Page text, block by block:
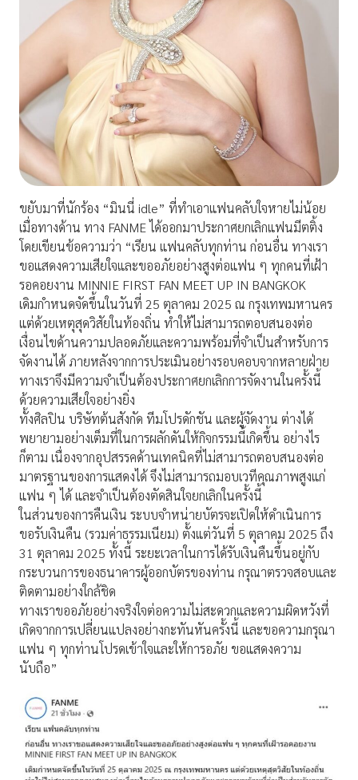
ขยับมาที่นักร้อง “มินนี่ idle” ที่ทำเอาแฟนคลับใจหายไม่น้อย
เมื่อทางด้าน ทาง FANME ได้ออกมาประกาศยกเลิกแฟนมีตติ้ง
โดยเขียนข้อความว่า “เรียน แฟนคลับทุกท่าน ก่อนอื่น ทางเรา
ขอแสดงความเสียใจและขออภัยอย่างสูงต่อแฟน ๆ ทุกคนที่เฝ้า
รอคอยงาน MINNIE FIRST FAN MEET UP IN BANGKOK
เดิมกำหนดจัดขึ้นในวันที่ 25 ตุลาคม 2025 ณ กรุงเทพมหานคร
แต่ด้วยเหตุสุดวิสัยในท้องถิ่น ทำให้ไม่สามารถตอบสนองต่อ
เงื่อนไขด้านความปลอดภัยและความพร้อมที่จำเป็นสำหรับการ
จัดงานได้ ภายหลังจากการประเมินอย่างรอบคอบจากหลายฝ่าย
ทางเราจึงมีความจำเป็นต้องประกาศยกเลิกการจัดงานในครั้งนี้
ด้วยความเสียใจอย่างยิ่ง
ทั้งศิลปิน บริษัทต้นสังกัด ทีมโปรดักชัน และผู้จัดงาน ต่างได้
พยายามอย่างเต็มที่ในการผลักดันให้กิจกรรมนี้เกิดขึ้น อย่างไร
ก็ตาม เนื่องจากอุปสรรคด้านเทคนิคที่ไม่สามารถตอบสนองต่อ
มาตรฐานของการแสดงได้ จึงไม่สามารถมอบเวทีคุณภาพสูงแก่
แฟน ๆ ได้ และจำเป็นต้องตัดสินใจยกเลิกในครั้งนี้
ในส่วนของการคืนเงิน ระบบจำหน่ายบัตรจะเปิดให้ดำเนินการ
ขอรับเงินคืน (รวมค่าธรรมเนียม) ตั้งแต่วันที่ 5 ตุลาคม 2025 ถึง
31 ตุลาคม 2025 ทั้งนี้ ระยะเวลาในการได้รับเงินคืนขึ้นอยู่กับ
กระบวนการของธนาคารผู้ออกบัตรของท่าน กรุณาตรวจสอบและ
ติดตามอย่างใกล้ชิด
ทางเราขออภัยอย่างจริงใจต่อความไม่สะดวกและความผิดหวังที่
เกิดจากการเปลี่ยนแปลงอย่างกะทันหันครั้งนี้ และขอความกรุณา
แฟน ๆ ทุกท่านโปรดเข้าใจและให้การอภัย ขอแสดงความ
นับถือ”